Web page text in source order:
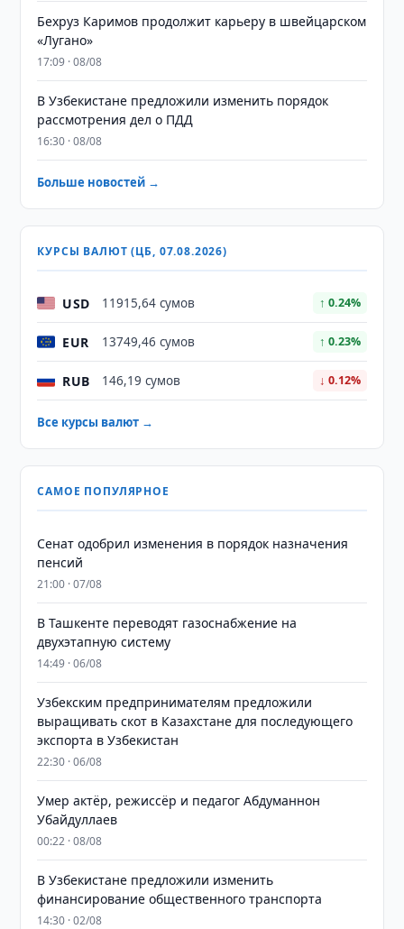
Бехруз Каримов продолжит карьеру в швейцарском
«Лугано»
17:09 · 08/08
В Узбекистане предложили изменить порядок
рассмотрения дел о ПДД
16:30 · 08/08
Больше новостей →
КУРСЫ ВАЛЮТ (ЦБ, 07.08.2026)
USD 11915,64 сумов ↑ 0.24%
EUR 13749,46 сумов ↑ 0.23%
RUB 146,19 сумов ↓ 0.12%
Все курсы валют →
САМОЕ ПОПУЛЯРНОЕ
Сенат одобрил изменения в порядок назначения
пенсий
21:00 · 07/08
В Ташкенте переводят газоснабжение на
двухэтапную систему
14:49 · 06/08
Узбекским предпринимателям предложили
выращивать скот в Казахстане для последующего
экспорта в Узбекистан
22:30 · 06/08
Умер актёр, режиссёр и педагог Абдуманнон
Убайдуллаев
00:22 · 08/08
В Узбекистане предложили изменить
финансирование общественного транспорта
14:30 · 02/08